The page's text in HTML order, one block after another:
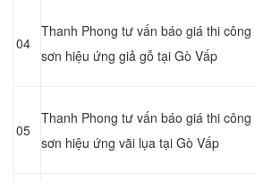
04
Thanh Phong tư vấn báo giá thi công
sơn hiệu ứng giả gỗ tại Gò Vấp
05
Thanh Phong tư vấn báo giá thi công
sơn hiệu ứng vãi lụa tại Gò Vấp